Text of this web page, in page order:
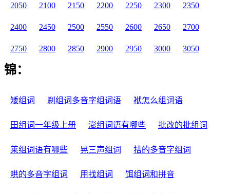
2050 2100 2150 2200 2250 2300 2350
2400 2450 2500 2550 2600 2650 2700
2750 2800 2850 2900 2950 3000 3050
锦：
矮组词 刹组词多音字组词语 袱怎么组词语
田组词一年级上册 澎组词语有哪些 批改的批组词
莱组词语有哪些 晃三声组词 拮的多音字组词
哄的多音字组词 用找组词 饵组词和拼音